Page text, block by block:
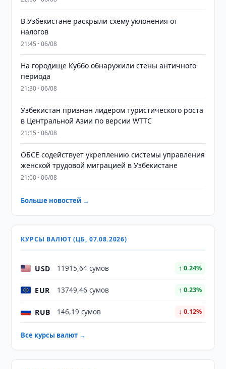
В Узбекистане раскрыли схему уклонения от
налогов
21:45 · 06/08
На городище Куббо обнаружили стены античного
периода
21:30 · 06/08
Узбекистан признан лидером туристического роста
в Центральной Азии по версии WTTC
21:15 · 06/08
ОБСЕ содействует укреплению системы управления
женской трудовой миграцией в Узбекистане
21:00 · 06/08
Больше новостей →
КУРСЫ ВАЛЮТ (ЦБ, 07.08.2026)
USD 11915,64 сумов ↑ 0.24%
EUR 13749,46 сумов ↑ 0.23%
RUB 146,19 сумов ↓ 0.12%
Все курсы валют →